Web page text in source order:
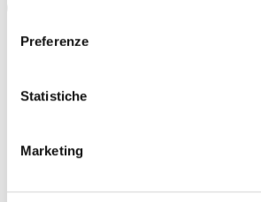
Preferenze
Statistiche
Marketing